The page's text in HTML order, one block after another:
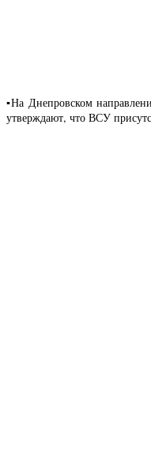
▪️На Днепровском
утверждают, что ВСУ